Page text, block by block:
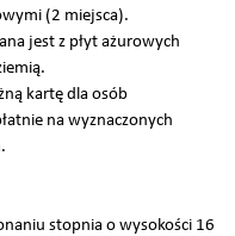
(2 miejsca).
jest z płyt ażurowych
kartę dla osób
na wyznaczonych
stopnia o wysokości 16